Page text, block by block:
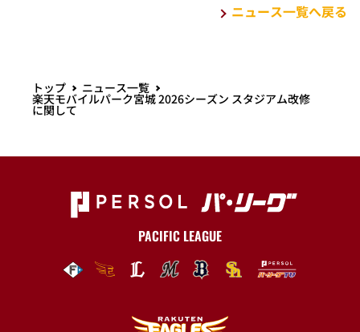
ニュース一覧へ戻る
トップ ニュース一覧
楽天モバイルパーク宮城 2026シーズン スタジアム改修
に関して
PACIFIC LEAGUE